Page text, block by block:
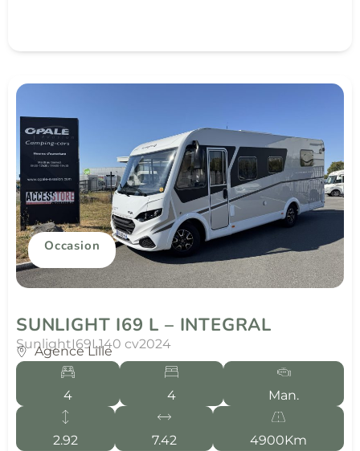
Occasion
SUNLIGHT I69 L – INTEGRAL
SunlightI69L140 cv2024
Agence Lille
4 4 Man.
2.92 7.42 4900Km